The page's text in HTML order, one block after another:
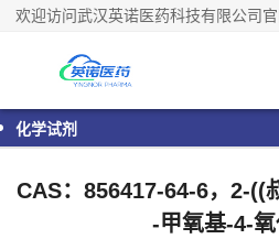
欢迎访问武汉英诺医药科技有限公司官
化学试剂
CAS：856417-64-6，2-((
-甲氧基-4-